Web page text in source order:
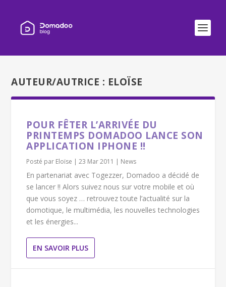
AUTEUR/AUTRICE : ELOÏSE
POUR FÊTER L’ARRIVÉE DU
PRINTEMPS DOMADOO LANCE SON
APPLICATION IPHONE !!
Posté par Eloïse |23 Mar 2011 | News
En partenariat avec Togezzer, Domadoo a décidé de
se lancer !! Alors suivez nous sur votre mobile et où
que vous soyez … retrouvez toute l’actualité sur la
domotique, le multimédia, les nouvelles technologies
et les énergies...
EN SAVOIR PLUS